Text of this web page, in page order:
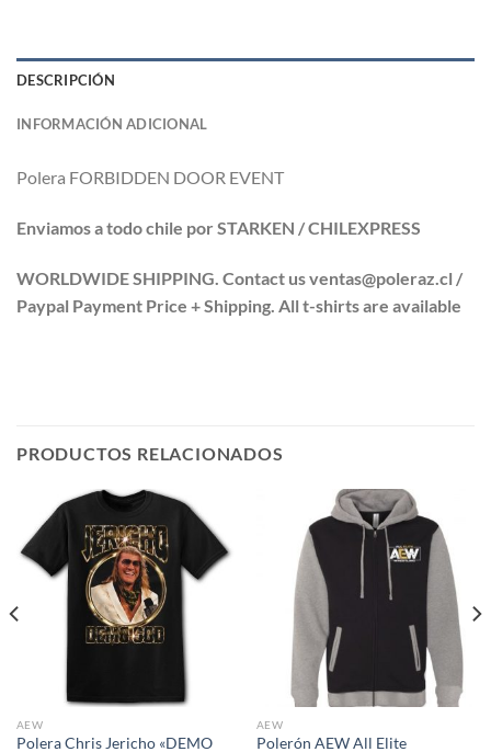
DESCRIPCIÓN
INFORMACIÓN ADICIONAL
Polera FORBIDDEN DOOR EVENT
Enviamos a todo chile por STARKEN / CHILEXPRESS
WORLDWIDE SHIPPING. Contact us ventas@poleraz.cl /
Paypal Payment Price + Shipping. All t-shirts are available
PRODUCTOS RELACIONADOS
AEW
Polera Chris Jericho «DEMO
AEW
Polerón AEW All Elite